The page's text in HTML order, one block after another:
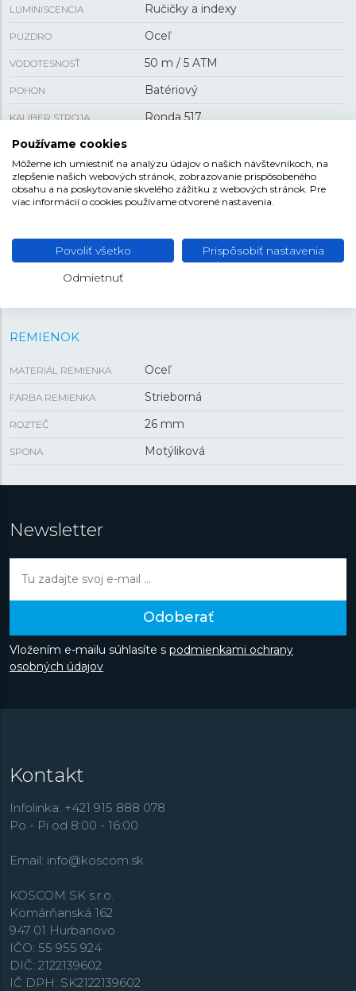
LUMINISCENCIA Ručičky a indexy
PUZDRO Oceľ
VODOTESNOSŤ 50 m / 5 ATM
POHON Batériový
KALIBER STROJA Ronda 517
FUNKCIA
HMOTNOSŤ 165 g
HRÚBKA 9,65 mm
REMIENOK
MATERIÁL REMIENKA Oceľ
FARBA REMIENKA Strieborná
ROZTEČ 26 mm
SPONA Motýliková
Newsletter
Odoberať
Vložením e-mailu súhlasíte s podmienkami ochrany
osobných údajov
Kontakt
Infolinka: +421 915 888 078
Po - Pi od 8:00 - 16:00
Email: info@koscom.sk
KOSCOM SK s.r.o.
Komárňanská 162
947 01 Hurbanovo
IČO: 55 955 924
DIČ: 2122139602
IČ DPH: SK2122139602
Používame cookies
Môžeme ich umiestniť na analýzu údajov o našich návštevníkoch, na
zlepšenie našich webových stránok, zobrazovanie prispôsobeného
obsahu a na poskytovanie skvelého zážitku z webových stránok. Pre
viac informácií o cookies používame otvorené nastavenia.
Povoliť všetko Prispôsobiť nastavenia
Odmietnuť